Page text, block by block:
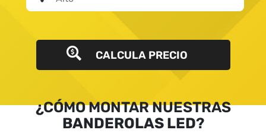
CALCULA PRECIO
¿CÓMO MONTAR NUESTRAS
BANDEROLAS LED?